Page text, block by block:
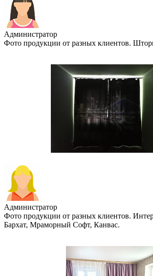
Администратор
Фото продукции от разных клиентов.
Администратор
Фото продукции от разных клиентов.
Бархат, Мраморный Софт, Канвас.